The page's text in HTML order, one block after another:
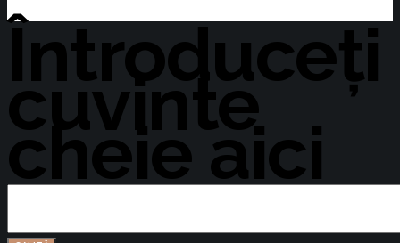
Devino Membru
Întroduceți
cuvinte
cheie aici